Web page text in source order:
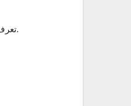
تعرف على كافة التفاصيل حول المنتجات والخدمات التي تقدمها العربية للطيران للشركات. ستكون هذه المعرفة ضرورية في عرض القيمة للعملاء المحتملين خلال المقابلة.